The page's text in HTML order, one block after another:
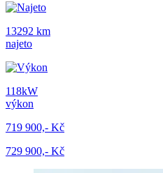
13292 km
najeto
118kW
výkon
719 900,- Kč
729 900,- Kč